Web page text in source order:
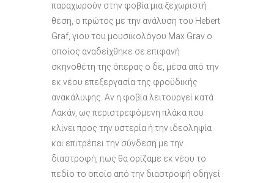
παραχωρούν στην φοβία μια ξεχωριστή
θέση, ο πρώτος με την ανάλυση του Hebert
Graf, γιου του μουσικολόγου Max Grav ο
οποίος αναδείχθηκε σε επιφανή
σκηνοθέτη της όπερας ο δε, μέσα από την
εκ νέου επεξεργασία της φροϋδικής
ανακάλυψης. Αν η φοβία λειτουργεί κατά
Λακάν, ως περιστρεφόμενη πλάκα που
κλίνει προς την υστερία ή την ιδεοληψία
και επιτρέπει την σύνδεση με την
διαστροφή, πως θα ορίζαμε εκ νέου το
πεδίο το οποίο από την διαστροφή οδηγεί